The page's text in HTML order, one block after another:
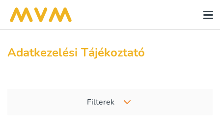
Adatkezelési Tájékoztató
Filterek